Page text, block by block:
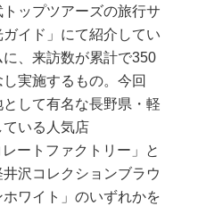
ップツアーズの旅行サ
イド」にて紹介してい
、来訪数が累計で350
実施するもの。今回
して有名な長野県・軽
いる人気店
ートファクトリー」と
沢コレクションブラウ
ワイト」のいずれかを